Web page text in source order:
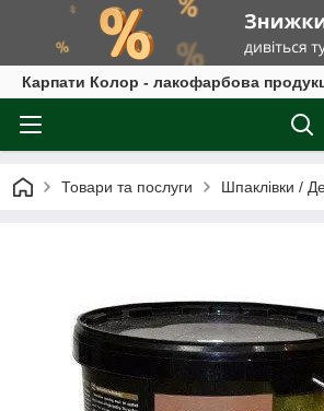
Карпати Колор - лакофарбова
Товари та послуги Шпаклівки /